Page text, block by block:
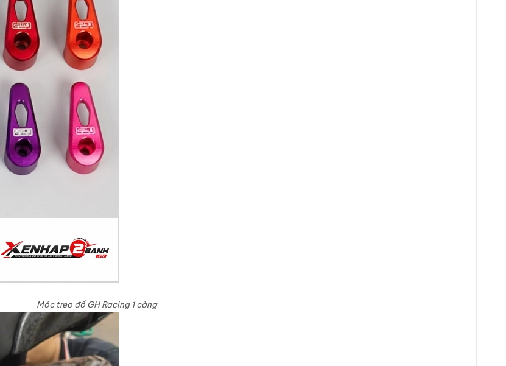
Móc treo đồ GH Racing 1 càng